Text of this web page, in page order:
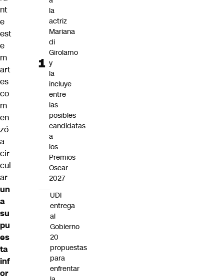
nt
e
est
e
m
art
es
co
m
en
zó
a
cir
cul
ar
un
a
su
pu
es
ta
inf
or
la
actriz
Mariana
di
Girolamo
y
la
incluye
entre
las
posibles
candidatas
a
los
Premios
Oscar
2027
UDI
entrega
al
Gobierno
20
propuestas
para
enfrentar